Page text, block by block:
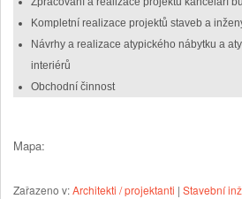
Kompletní realizace projektů staveb a
Návrhy a realizace atypického nábytku a
interiérů
Obchodní činnost
Mapa:
Zařazeno v:Architekti / projektanti | Stavební